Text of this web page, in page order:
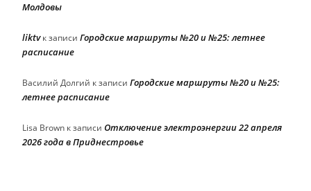
Молдовы
liktvк записи Городские маршруты №20 и №25: летнее
расписание
Василий Долгий к записи Городские маршруты №20 и №25:
летнее расписание
Lisa Brown к записи Отключение электроэнергии 22 апреля
2026 года в Приднестровье